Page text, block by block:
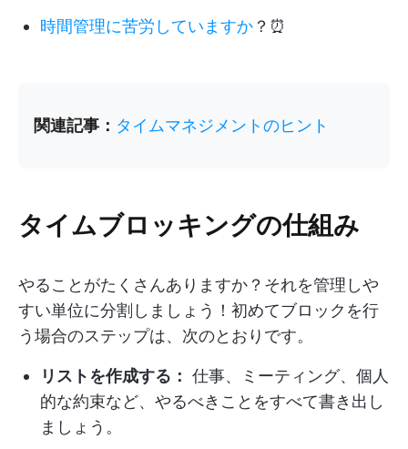
時間管理に苦労していますか ？⏰
関連記事： タイムマネジメントのヒント
タイムブロッキングの仕組み
やることがたくさんありますか？それを管理しや
すい単位に分割しましょう！初めてブロックを行
う場合のステップは、次のとおりです。
リストを作成する： 仕事、ミーティング、個人
的な約束など、やるべきことをすべて書き出し
ましょう。